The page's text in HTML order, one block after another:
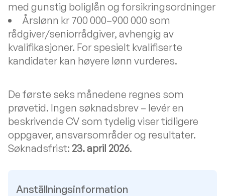
med gunstig boliglån og forsikringsordninger
Årslønn kr 700 000–900 000 som
rådgiver/seniorrådgiver, avhengig av
kvalifikasjoner. For spesielt kvalifiserte
kandidater kan høyere lønn vurderes.
De første seks månedene regnes som
prøvetid. Ingen søknadsbrev – levér en
beskrivende CV som tydelig viser tidligere
oppgaver, ansvarsområder og resultater.
Søknadsfrist: 23. april 2026.
Anställningsinformation